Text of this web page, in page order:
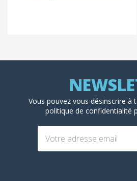
Vous pouvez vous désinscrire
politique de confidentialité